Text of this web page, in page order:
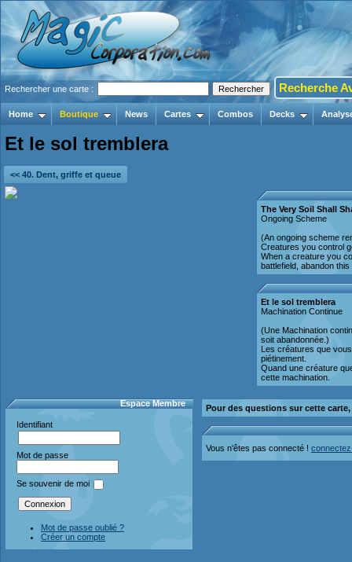
Rechercher une carte : Recherche
Home Boutique News Cartes Combos Decks
Et le sol tremblera
<< 40. Dent, griffe et queue
The Very Soil Shall
Ongoing Scheme
(An ongoing scheme
Creatures you control
When a creature you
battlefield, abandon
Et le sol tremblera
Machination Continue
(Une Machination
soit abandonnée.)
Les créatures que
piétinement.
Quand une créature
cette machination.
Espace Membre
Identifiant
Mot de passe
Se souvenir de moi
Mot de passe oublié ?
Créer un compte
Pour des questions sur cette
Vous n'êtes pas connecté !